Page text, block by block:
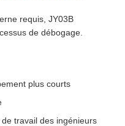
requis, JY03B
de débogage.
plus courts
travail des ingénieurs